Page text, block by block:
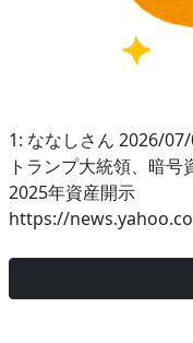
1: ななしさん 2026/
トランプ大統領、暗
2025年資産開示
https://